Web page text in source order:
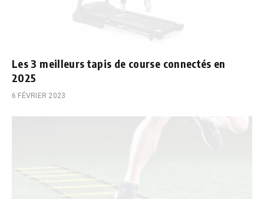
Les 3 meilleurs tapis de course connectés en
2025
6 FÉVRIER 2023